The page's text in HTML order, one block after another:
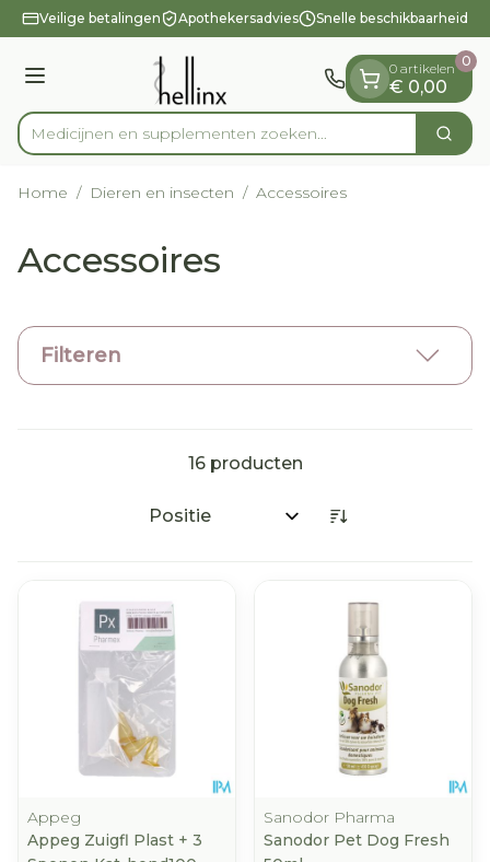
Ga naar de inhoud
1 van 1
Veilige betalingen Apothekersadvies Snelle beschikbaarheid
Menu
Product, merk, categorie...
Medicijnen en supplementen zoeken... Zoek
0 artikelen
€ 0,00
0
Home / Dieren en insecten / Accessoires
Accessoires
Filteren
16producten
Sorteer op:
Appeg
Appeg Zuigfl Plast + 3
Sanodor Pharma
Sanodor Pet Dog Fresh